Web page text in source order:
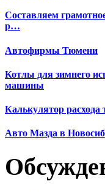
Составляем
р…
Автофирмы Тюмени
Котлы для зимнего
машины
Калькулятор расхода
Авто Мазда в